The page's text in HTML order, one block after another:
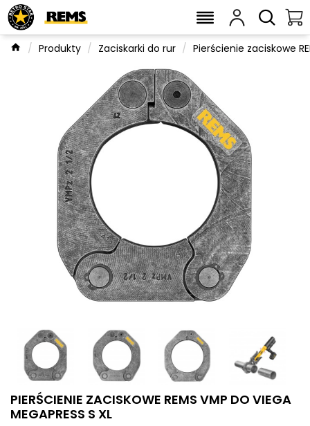
Produkty Zaciskarki do rur Pierścienie zaciskowe
PIERŚCIENIE ZACISKOWE REMS VMP DO VIEGA
MEGAPRESS S XL